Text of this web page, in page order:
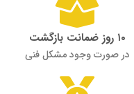
۱۰ روز ضمانت بازگشت
در صورت وجود مشکل فنی